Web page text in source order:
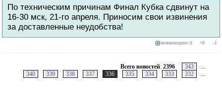
По техническим причинам Финал Кубка сдвинут на
16-30 мск, 21-го апреля. Приносим свои извинения
за доставленные неудобства!
комментарии: 0 +0 -1
Всего новостей: 2396 343
...
340
339 338 337 336 335 334 333 332 ...